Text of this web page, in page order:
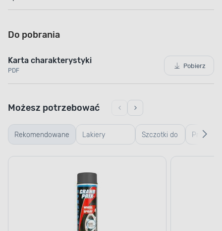
Do pobrania
Karta charakterystyki
PDF
Pobierz
Rekomendowane Lakiery
samochodowe
Szczotki do
mycia do
Możesz potrzebować